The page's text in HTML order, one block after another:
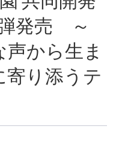
弾発売 ～
から生ま
寄り添うテ